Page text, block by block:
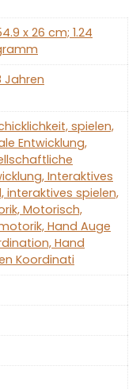
x 26 cm; 1.24
Jahren
spielen,
Entwicklung,
Interaktives
interaktives spielen,
Motorisch,
Hand Auge
Hand
Koordinati